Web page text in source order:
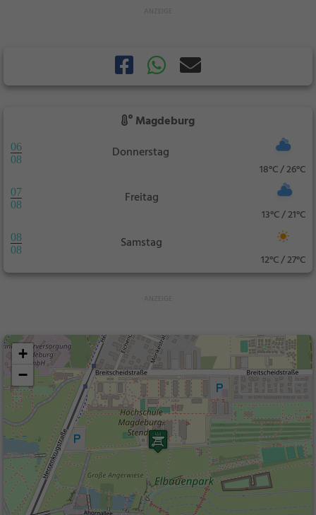
Magdeburg
06
08
Donnerstag
18°C / 26°C
07
08
Freitag
13°C / 21°C
08
08
Samstag
12°C / 27°C
+
−